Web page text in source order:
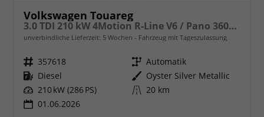
Volkswagen Touareg
3.0 TDI 210 kW 4Motion R-Line V6 / Pano 360Grad
unverbindliche Lieferzeit: 5 Wochen Fahrzeug mit Tageszulassung
Fahrzeugnr. 357618 Getriebe Automatik
Kraftstoff Diesel Außenfarbe Oyster Silver Metallic
Leistung 210 kW (286 PS) Kilometerstand 20 km
01.06.2026